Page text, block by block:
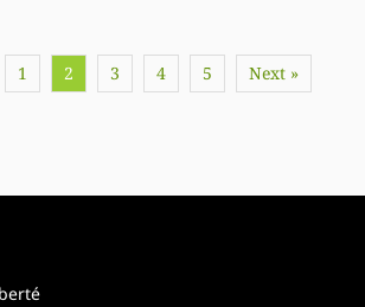
1 2 3 4 5 Next »